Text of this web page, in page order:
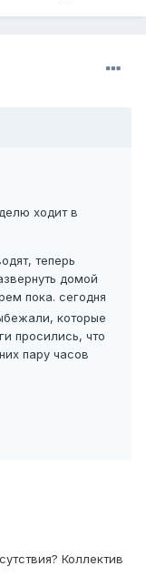
ходит в
теперь
домой
пока. сегодня
которые
просились, что
пару часов
Коллектив